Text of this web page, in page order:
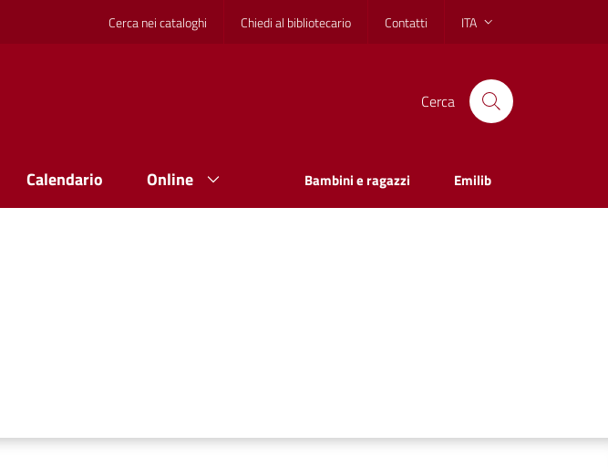
Cerca nei cataloghi Chiedi al bibliotecario Contatti ITA
Cerca
Calendario Online Bambini e ragazzi Emilib